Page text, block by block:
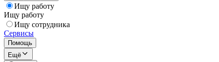
Ищу работу
Ищу работу
Ищу сотрудника
Сервисы
Помощь
Ещё